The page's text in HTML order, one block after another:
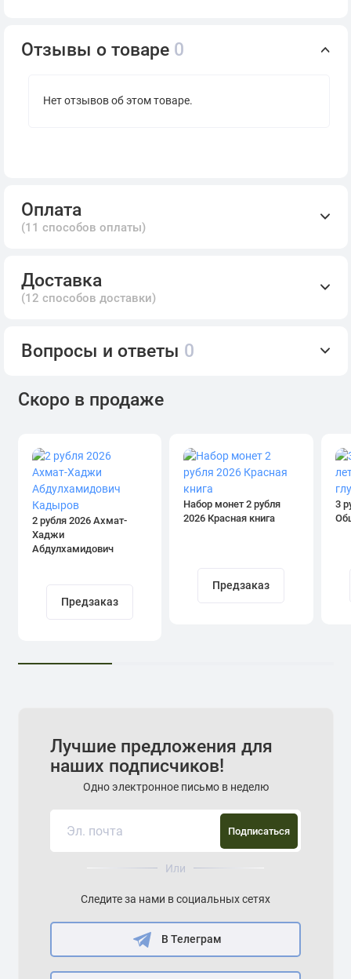
Отзывы о товаре 0
Нет отзывов об этом товаре.
Оплата
(11 способов оплаты)
Доставка
(12 способов доставки)
Вопросы и ответы 0
Скоро в продаже
2 рубля 2026 Ахмат-
Хаджи
Абдулхамидович
Предзаказ
Набор монет 2 рубля
2026 Красная книга
Предзаказ
3
Лучшие предложения для
наших подписчиков!
Одно электронное письмо в неделю
Подписаться
Или
Следите за нами в социальных сетях
В Телеграм